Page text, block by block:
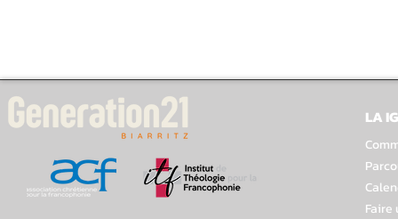
LA
Faire